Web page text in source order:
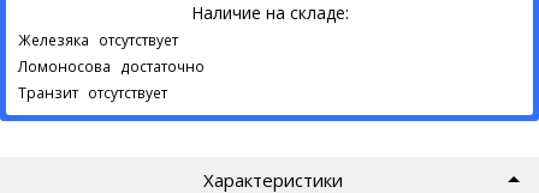
Наличие на складе:
Железяка отсутствует
Ломоносова достаточно
Транзит отсутствует
Характеристики